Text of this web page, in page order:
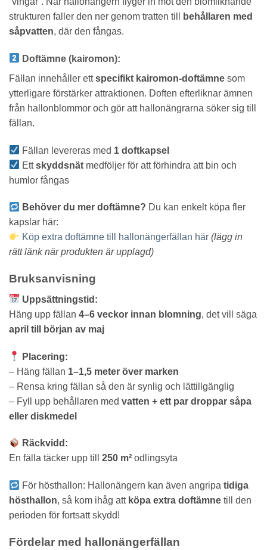
strukturen faller den ner genom tratten till
behållaren med
såpvatten, där den fångas.
Doftämne (kairomon):
Fällan innehåller ettspecifikt kairomon-doftämne som
ytterligare förstärker attraktionen. Doften efterliknar ämnen
från hallonblommor och gör att hallonängrarna söker sig till
fällan.
Fällan levereras med 1 doftkapsel
Ettskyddsnät medföljer för att förhindra att bin och
humlor fångas
Behöver du mer doftämne? Du kan enkelt köpa fler
kapslar här:
Köp extra doftämne till hallonängerfällan här (lägg in
rätt länk när produkten är upplagd)
Bruksanvisning
Uppsättningstid:
Häng upp fällan 4–6 veckor innan blomning, det vill säga
april till början av maj
Placering:
– Häng fällan 1–1,5 meter över marken
– Rensa kring fällan så den är synlig och lättillgänglig
– Fyll upp behållaren med vatten + ett par droppar såpa
eller diskmedel
Räckvidd:
En fälla täcker upp till 250 m² odlingsyta
För hösthallon: Hallonängern kan även angripatidiga
hösthallon, så kom ihåg att köpa extra doftämne till den
perioden för fortsatt skydd!
Fördelar med hallonängerfällan